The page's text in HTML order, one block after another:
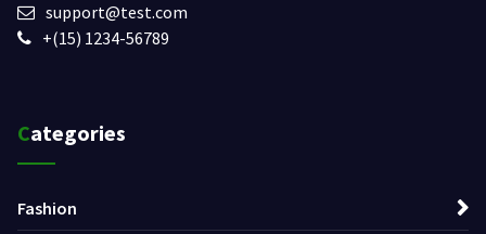
support@test.com
+(15) 1234-56789
Categories
Fashion